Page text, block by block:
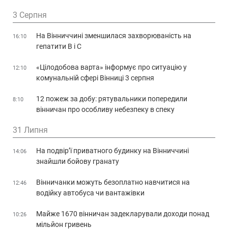
3 Серпня
16:10
На Вінниччині зменшилася захворюваність на
гепатити В і С
12:10
«Цілодобова варта» інформує про ситуацію у
комунальній сфері Вінниці 3 серпня
8:10
12 пожеж за добу: рятувальники попередили
вінничан про особливу небезпеку в спеку
31 Липня
14:06
На подвір’ї приватного будинку на Вінниччині
знайшли бойову гранату
12:46
Вінничанки можуть безоплатно навчитися на
водійку автобуса чи вантажівки
10:26
Майже 1670 вінничан задекларували доходи понад
мільйон гривень